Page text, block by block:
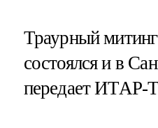
Траурный
состоялся и в
передает